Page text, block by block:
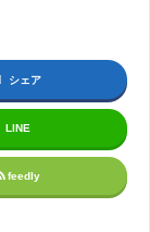
シェア
LINE
feedly